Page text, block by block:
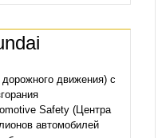
модель бывшего
три китайские модели.
движения) с
Safety (Центра
автомобилей